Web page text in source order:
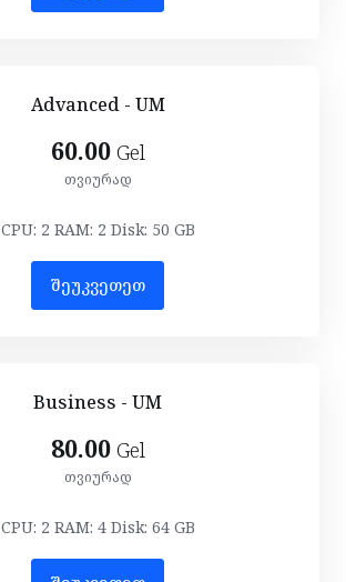
Advanced - UM
60.00 Gel
თვიურად
CPU: 2 RAM: 2 Disk: 50 GB
შეუკვეთეთ
Business - UM
80.00 Gel
თვიურად
CPU: 2 RAM: 4 Disk: 64 GB